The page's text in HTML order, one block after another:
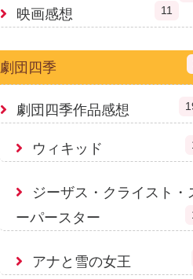
映画感想 11
劇団四季
劇団四季作品感想
ウィキッド
ジーザス・クライスト・
ーパースター
アナと雪の女王